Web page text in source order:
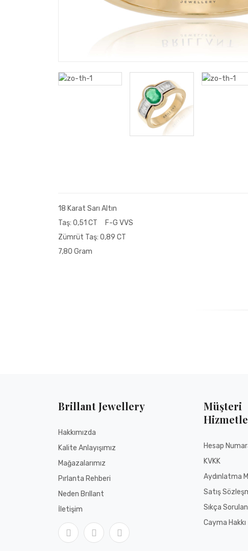
18 Karat Sarı Altın
Taş: 0,51 CT F-G VVS
Zümrüt Taş: 0,89 CT
7,80 Gram
İsminizin tamamı, e-posta hesabınız ve telefon
Yorumunuz
Brillant Jewellery
Hakkımızda
Kalite Anlayışımız
Mağazalarımız
Pırlanta Rehberi
Neden Brıllant
İletişim
Müşteri
Hesap
KVKK
Aydınlatma
Satış
Sıkça
Cayma Hakkı